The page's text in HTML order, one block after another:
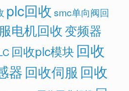
plc回收 smc单向阀回
电机回收变频器
回收plc模块 回收
器回收伺服 回收